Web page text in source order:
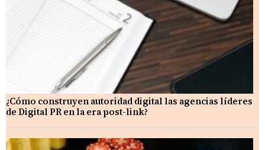
¿Cómo construyen autoridad digital las agencias líderes
de Digital PR en la era post-link?